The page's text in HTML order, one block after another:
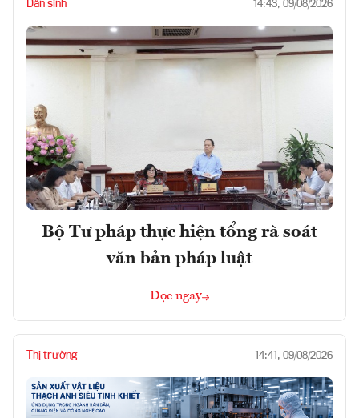
Dân sinh 14:43, 09/08/2026
Bộ Tư pháp thực hiện tổng rà soát
văn bản pháp luật
Đọc ngay
Thị trường 14:41, 09/08/2026